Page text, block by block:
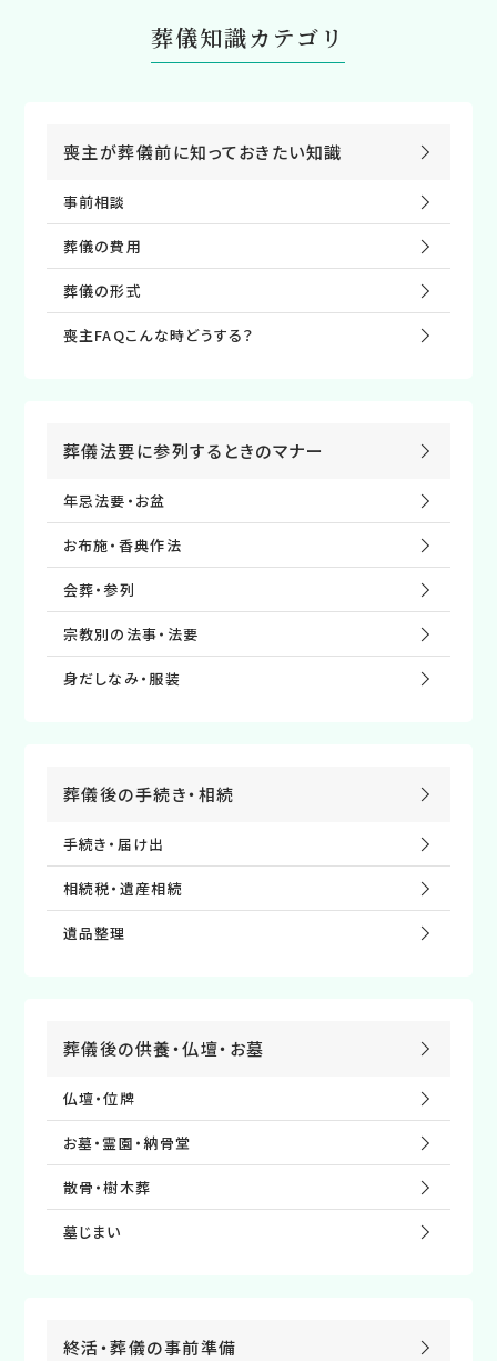
葬儀知識カテゴリ
喪主が葬儀前に知っておきたい知識
事前相談
葬儀の費⽤
葬儀の形式
喪主FAQこんな時どうする？
葬儀法要に参列するときのマナー
年忌法要・お盆
お布施・⾹典作法
会葬・参列
宗教別の法事・法要
⾝だしなみ・服装
葬儀後の⼿続き・相続
手続き・届け出
相続税・遺産相続
遺品整理
葬儀後の供養・仏壇・お墓
仏壇・位牌
お墓・霊園・納⾻堂
散⾻・樹⽊葬
墓じまい
終活・葬儀の事前準備